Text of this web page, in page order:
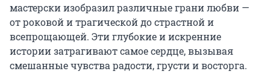
мастерски изобразил различные грани любви —
от роковой и трагической до страстной и
всепрощающей. Эти глубокие и искренние
истории затрагивают самое сердце, вызывая
смешанные чувства радости, грусти и восторга.